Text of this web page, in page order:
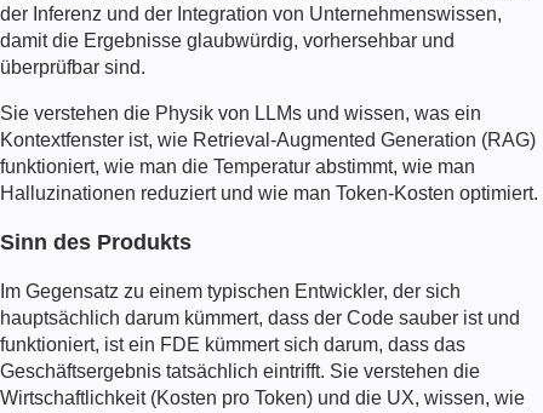
der Inferenz und der Integration von Unternehmenswissen,
damit die Ergebnisse glaubwürdig, vorhersehbar und
überprüfbar sind.
Sie verstehen die Physik von LLMs und wissen, was ein
Kontextfenster ist, wie Retrieval-Augmented Generation (RAG)
funktioniert, wie man die Temperatur abstimmt, wie man
Halluzinationen reduziert und wie man Token-Kosten optimiert.
Sinn des Produkts
Im Gegensatz zu einem typischen Entwickler, der sich
hauptsächlich darum kümmert, dass der Code sauber ist und
funktioniert, ist ein FDE kümmert sich darum, dass das
Geschäftsergebnis tatsächlich eintrifft. Sie verstehen die
Wirtschaftlichkeit (Kosten pro Token) und die UX, wissen, wie